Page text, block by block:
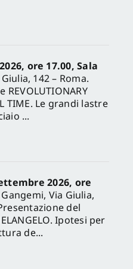
ore 17.00, Sala
142 – Roma.
REVOLUTIONARY
TIME. Le grandi lastre
...
2026, ore
Via Giulia,
del
Ipotesi per
de...